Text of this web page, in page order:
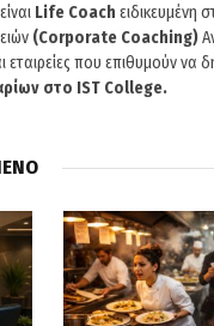
είναι Life Coach ειδικευμένη
(Corporate Coaching)
εταιρείες που επιθυμούν
στο IST College.